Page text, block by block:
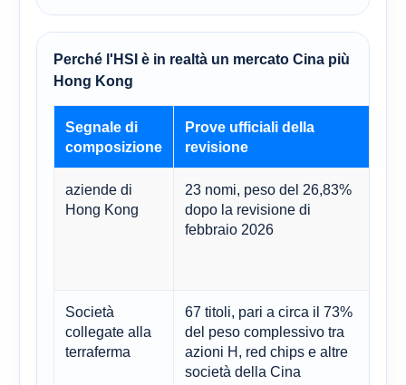
Perché l'HSI è in realtà un mercato Cina più
Hong Kong
Segnale di
composizione
Prove ufficiali della
revisione
aziende di
Hong Kong
23 nomi, peso del 26,83%
dopo la revisione di
febbraio 2026
Società
collegate alla
terraferma
67 titoli, pari a circa il 73%
del peso complessivo tra
azioni H, red chips e altre
società della Cina